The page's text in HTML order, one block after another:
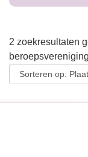
2 zoekresultaten